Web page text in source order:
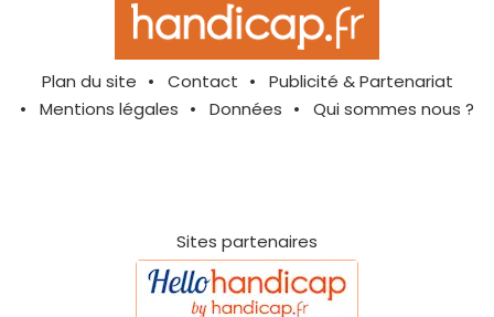
Plan du site Contact
Publicité & Partenariat
Mentions légales
Données Qui sommes nous ?
Sites partenaires